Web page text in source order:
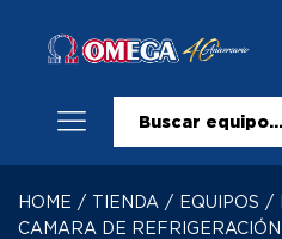
HOME / TIENDA / EQUIPOS /
CAMARA DE REFRIGERACIÓN